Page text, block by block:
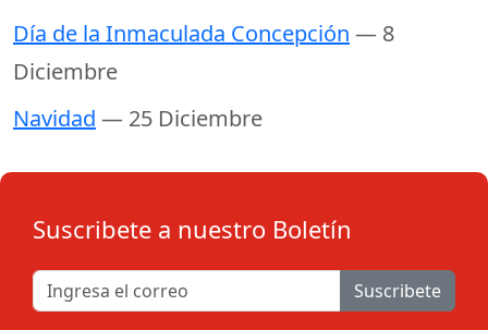
Día de la Inmaculada Concepción — 8
Diciembre
Navidad — 25 Diciembre
Suscribete a nuestro Boletín
Suscribete